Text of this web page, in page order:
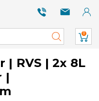
0
| RVS | 2x 8L
|